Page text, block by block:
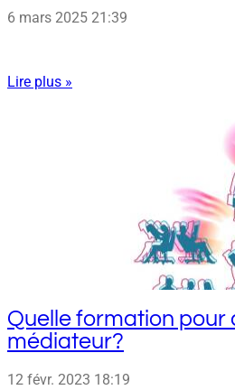
6 mars 2025 21:39
Lire plus »
Quelle formation pour
médiateur?
12 févr. 2023 18:19